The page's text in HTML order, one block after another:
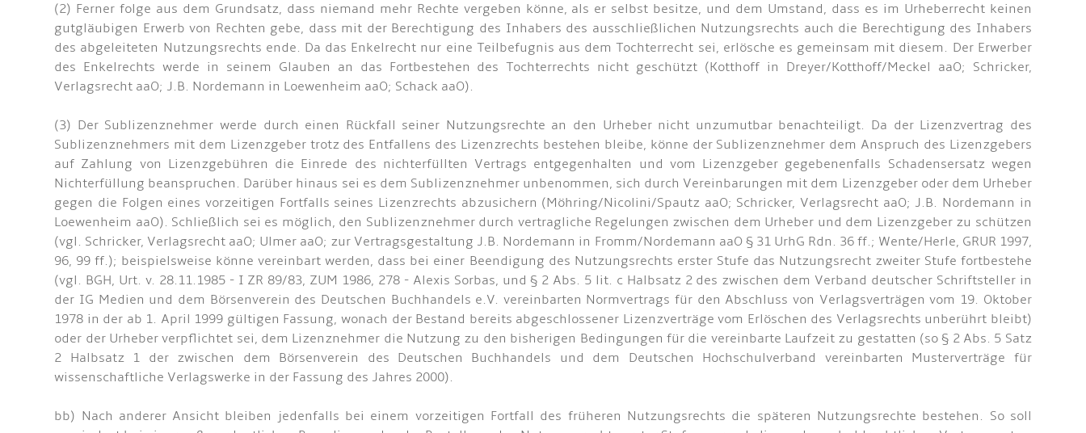
(2) Ferner folge aus dem Grundsatz, dass niemand mehr Rechte vergeben könne, als er selbst besitze, und dem Umstand, dass es im Urheberrecht keinen
gutgläubigen Erwerb von Rechten gebe, dass mit der Berechtigung des Inhabers des ausschließlichen Nutzungsrechts auch die Berechtigung des Inhabers
des abgeleiteten Nutzungsrechts ende. Da das Enkelrecht nur eine Teilbefugnis aus dem Tochterrecht sei, erlösche es gemeinsam mit diesem. Der Erwerber
des Enkelrechts werde in seinem Glauben an das Fortbestehen des Tochterrechts nicht geschützt (Kotthoff in Dreyer/Kotthoff/Meckel aaO; Schricker,
Verlagsrecht aaO; J.B. Nordemann in Loewenheim aaO; Schack aaO).
(3) Der Sublizenznehmer werde durch einen Rückfall seiner Nutzungsrechte an den Urheber nicht unzumutbar benachteiligt. Da der Lizenzvertrag des
Sublizenznehmers mit dem Lizenzgeber trotz des Entfallens des Lizenzrechts bestehen bleibe, könne der Sublizenznehmer dem Anspruch des Lizenzgebers
auf Zahlung von Lizenzgebühren die Einrede des nichterfüllten Vertrags entgegenhalten und vom Lizenzgeber gegebenenfalls Schadensersatz wegen
Nichterfüllung beanspruchen. Darüber hinaus sei es dem Sublizenznehmer unbenommen, sich durch Vereinbarungen mit dem Lizenzgeber oder dem Urheber
gegen die Folgen eines vorzeitigen Fortfalls seines Lizenzrechts abzusichern (Möhring/Nicolini/Spautz aaO; Schricker, Verlagsrecht aaO; J.B. Nordemann in
Loewenheim aaO). Schließlich sei es möglich, den Sublizenznehmer durch vertragliche Regelungen zwischen dem Urheber und dem Lizenzgeber zu schützen
(vgl. Schricker, Verlagsrecht aaO; Ulmer aaO; zur Vertragsgestaltung J.B. Nordemann in Fromm/Nordemann aaO § 31 UrhG Rdn. 36 ff.; Wente/Herle, GRUR 1997,
96, 99 ff.); beispielsweise könne vereinbart werden, dass bei einer Beendigung des Nutzungsrechts erster Stufe das Nutzungsrecht zweiter Stufe fortbestehe
(vgl. BGH, Urt. v. 28.11.1985 - I ZR 89/83, ZUM 1986, 278 - Alexis Sorbas, und § 2 Abs. 5 lit. c Halbsatz 2 des zwischen dem Verband deutscher Schriftsteller in
der IG Medien und dem Börsenverein des Deutschen Buchhandels e.V. vereinbarten Normvertrags für den Abschluss von Verlagsverträgen vom 19. Oktober
1978 in der ab 1. April 1999 gültigen Fassung, wonach der Bestand bereits abgeschlossener Lizenzverträge vom Erlöschen des Verlagsrechts unberührt bleibt)
oder der Urheber verpflichtet sei, dem Lizenznehmer die Nutzung zu den bisherigen Bedingungen für die vereinbarte Laufzeit zu gestatten (so § 2 Abs. 5 Satz
2 Halbsatz 1 der zwischen dem Börsenverein des Deutschen Buchhandels und dem Deutschen Hochschulverband vereinbarten Musterverträge für
wissenschaftliche Verlagswerke in der Fassung des Jahres 2000).
bb) Nach anderer Ansicht bleiben jedenfalls bei einem vorzeitigen Fortfall des früheren Nutzungsrechts die späteren Nutzungsrechte bestehen. So soll